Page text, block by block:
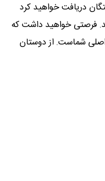
دریافت خواهید کرد
فرصتی خواهید داشت که
شماست. از دوستان